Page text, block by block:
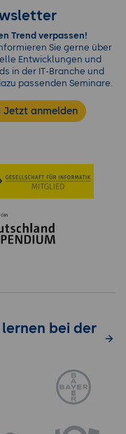
Trend verpassen!
Sie gerne über
Entwicklungen und
in der IT-Branche und
passenden Seminare.
Jetzt anmelden
lernen bei der